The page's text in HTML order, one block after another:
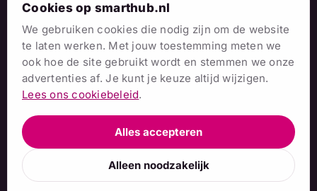
06 38 06 65 16
Stuur een WhatsApp
Naar het
contactformulier
© 2026 Stichting SmartHub Achterhoek · Hier dóen we
gewoon.
Privacy·Cookies
Cookies op smarthub.nl
We gebruiken cookies die nodig zijn om de website
te laten werken. Met jouw toestemming meten we
ook hoe de site gebruikt wordt en stemmen we onze
advertenties af. Je kunt je keuze altijd wijzigen.
Lees ons cookiebeleid.
Alles accepteren
Alleen noodzakelijk